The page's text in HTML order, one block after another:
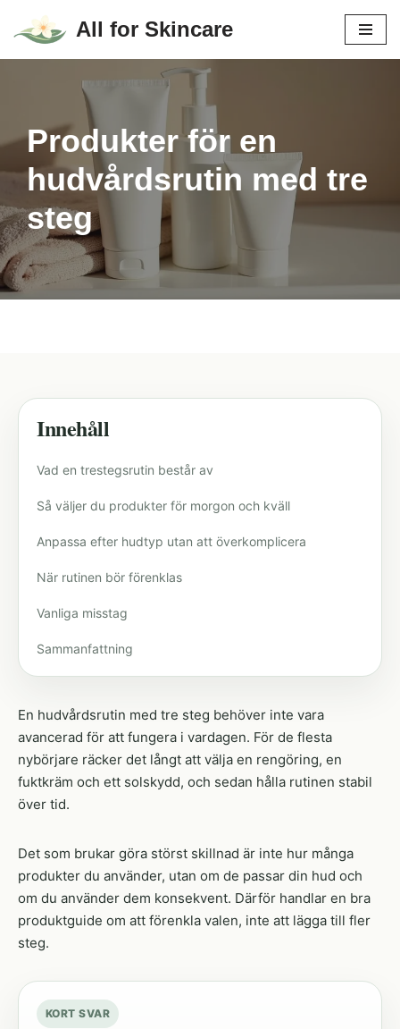
Hoppa
All for Skincare
Produkter för en
hudvårdsrutin med tre
steg
Innehåll
Vad en trestegsrutin består av
Så väljer du produkter för morgon och kväll
Anpassa efter hudtyp utan att överkomplicera
När rutinen bör förenklas
Vanliga misstag
Sammanfattning
En hudvårdsrutin med tre steg behöver inte vara
avancerad för att fungera i vardagen. För de flesta
nybörjare räcker det långt att välja en rengöring, en
fuktkräm och ett solskydd, och sedan hålla rutinen stabil
över tid.
Det som brukar göra störst skillnad är inte hur många
produkter du använder, utan om de passar din hud och
om du använder dem konsekvent. Därför handlar en bra
produktguide om att förenkla valen, inte att lägga till fler
steg.
KORT SVAR